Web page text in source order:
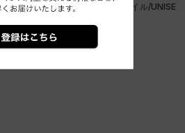
シャブル キャップ（ライフスタイル/UNISE